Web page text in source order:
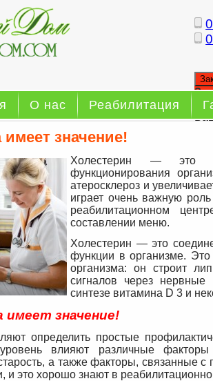
О нас Реабилитация
значение!
Холестерин — это
функционирования
атеросклероз и
играет очень важную
реабилитационном
составлении меню.
Холестерин — это
функции в организме.
организма: он строит
сигналов через
синтезе витамина D 3 и
значение!
определить простые
влияют различные
а также факторы, связанные
и это хорошо знают в